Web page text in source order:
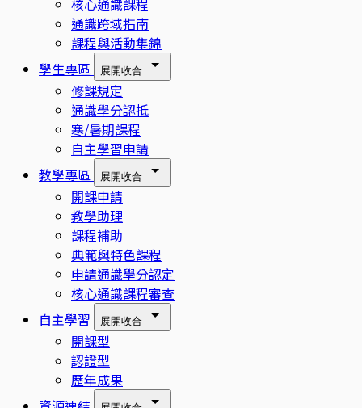
核心通識課程
通識跨域指南
課程與活動集錦
學生專區
展開收合
修課規定
通識學分認抵
寒/暑期課程
自主學習申請
教學專區
展開收合
開課申請
教學助理
課程補助
典範與特色課程
申請通識學分認定
核心通識課程審查
自主學習
展開收合
開課型
認證型
歷年成果